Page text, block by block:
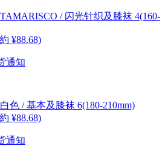
/ 闪光针织及膝袜 4(160-
¥88.68)
通知
色 / 基本及膝袜 6(180-210mm)
¥88.68)
通知